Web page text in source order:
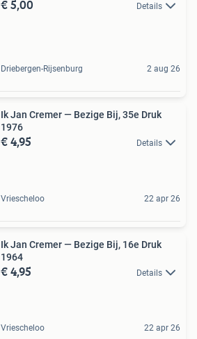
€ 5,00 Details
Driebergen-Rijsenburg 2 aug 26
Ik Jan Cremer — Bezige Bij, 35e Druk
1976
€ 4,95 Details
Vriescheloo 22 apr 26
Ik Jan Cremer — Bezige Bij, 16e Druk
1964
€ 4,95 Details
Vriescheloo 22 apr 26